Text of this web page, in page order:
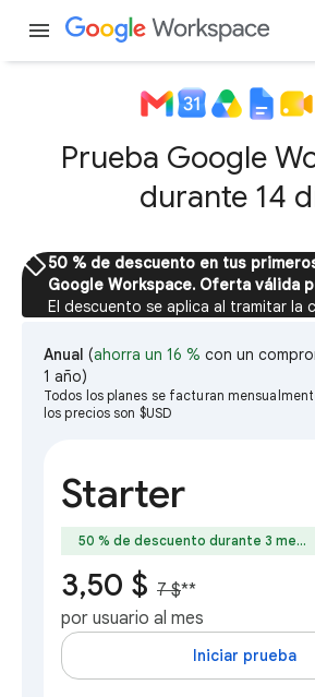
menu
Prueba Google
durante 14
sell50 % de descuento en tus
Google Workspace. Oferta válida
El descuento se aplica al tramitar la
Anual (ahorra un 16 % con un
1 año)
Todos los planes se facturan
los precios son $USD
Starter
50 % de descuento durante 3
3,50 $ 7 $**
por usuario al mes
Iniciar prueba